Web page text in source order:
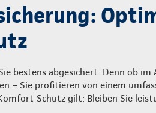
bestens abgesichert. Denn ob im
– Sie profitieren von einem
Schutz gilt: Bleiben Sie